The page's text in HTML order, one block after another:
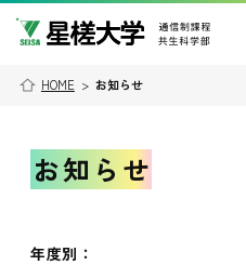
HOME > お知らせ
お知らせ
年度別 ：